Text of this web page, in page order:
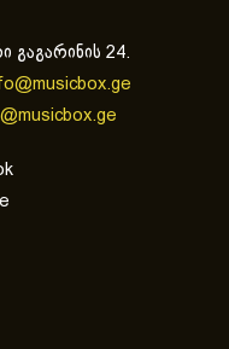
გაგარინის 24.